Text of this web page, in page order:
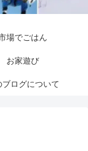
場でごはん
お家遊び
ブログについて